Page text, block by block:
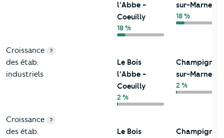
l'Abbe -
Coeuilly
18 %
sur-Marne
18 %
Croissance
des étab.
industriels
?
Le Bois
l'Abbe -
Coeuilly
2 %
Champigny-
sur-Marne
2 %
Croissance
des étab.
?
Le Bois
Champigny-